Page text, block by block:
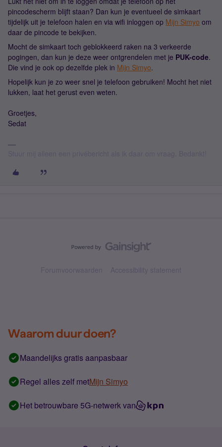
pincodescherm blijft staan? Dan kun je eventueel de simkaart
tijdelijk uit je telefoon halen en via wifi inloggen op Mijn Simyo om
daar de pincode te bekijken.
Mocht de simkaart toch geblokkeerd raken na 3 verkeerde
pogingen, dan kun je deze weer ontgrendelen met je PUK-code.
Die vind je ook op dezelfde plek in Mijn Simyo.
Hopelijk kun je zo weer snel je telefoon gebruiken! Mocht het niet
lukken, laat het gerust even weten.
Groetjes,
Sedat
Forumvoorwaarden Accessibility statement
Waarom duur doen?
Maandelijks gratis aanpasbaar
Regel alles zelf metMijn Simyo
Het betrouwbare 5G-netwerk van